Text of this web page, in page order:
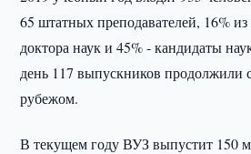
65 штатных преподавателей, 16%
доктора наук и 45% - кандидаты
день 117 выпускников продолжили
рубежом.
В текущем году ВУЗ выпустит 150